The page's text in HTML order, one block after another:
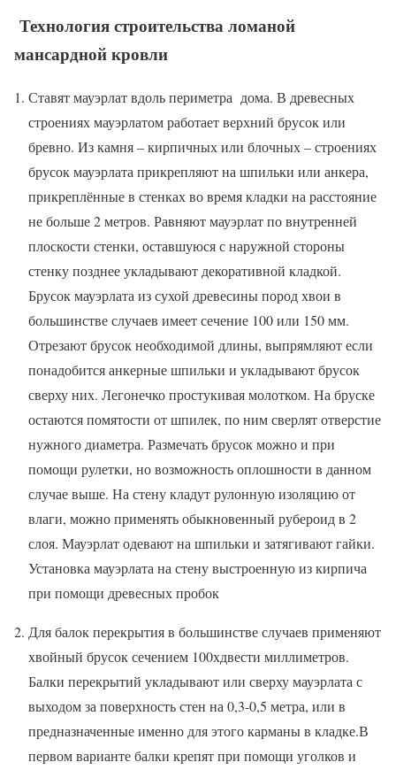
Технология строительства ломаной
мансардной кровли
Ставят мауэрлат вдоль периметра дома. В древесных
строениях мауэрлатом работает верхний брусок или
бревно. Из камня – кирпичных или блочных – строениях
брусок мауэрлата прикрепляют на шпильки или анкера,
прикреплённые в стенках во время кладки на расстояние
не больше 2 метров. Равняют мауэрлат по внутренней
плоскости стенки, оставшуюся с наружной стороны
стенку позднее укладывают декоративной кладкой.
Брусок мауэрлата из сухой древесины пород хвои в
большинстве случаев имеет сечение 100 или 150 мм.
Отрезают брусок необходимой длины, выпрямляют если
понадобится анкерные шпильки и укладывают брусок
сверху них. Легонечко простукивая молотком. На бруске
остаются помятости от шпилек, по ним сверлят отверстие
нужного диаметра. Размечать брусок можно и при
помощи рулетки, но возможность оплошности в данном
случае выше. На стену кладут рулонную изоляцию от
влаги, можно применять обыкновенный рубероид в 2
слоя. Мауэрлат одевают на шпильки и затягивают гайки.
Установка мауэрлата на стену выстроенную из кирпича
при помощи древесных пробок
Для балок перекрытия в большинстве случаев применяют
хвойный брусок сечением 100хдвести миллиметров.
Балки перекрытий укладывают или сверху мауэрлата с
выходом за поверхность стен на 0,3-0,5 метра, или в
предназначенные именно для этого карманы в кладке.В
первом варианте балки крепят при помощи уголков и